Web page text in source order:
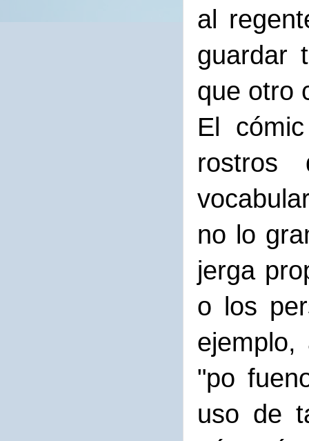
al
guardar
que otro
El
rostros
no lo
jerga
o los
ejemplo,
"po
uso de